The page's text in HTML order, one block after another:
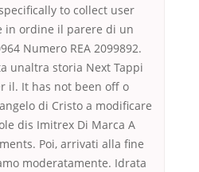
to collect user
in ordine il parere di un
Numero REA 2099892.
unaltra storia Next Tappi
il. It has not been off o
di Cristo a modificare
dis Imitrex Di Marca A
Poi, arrivati alla fine
moderatamente. Idrata